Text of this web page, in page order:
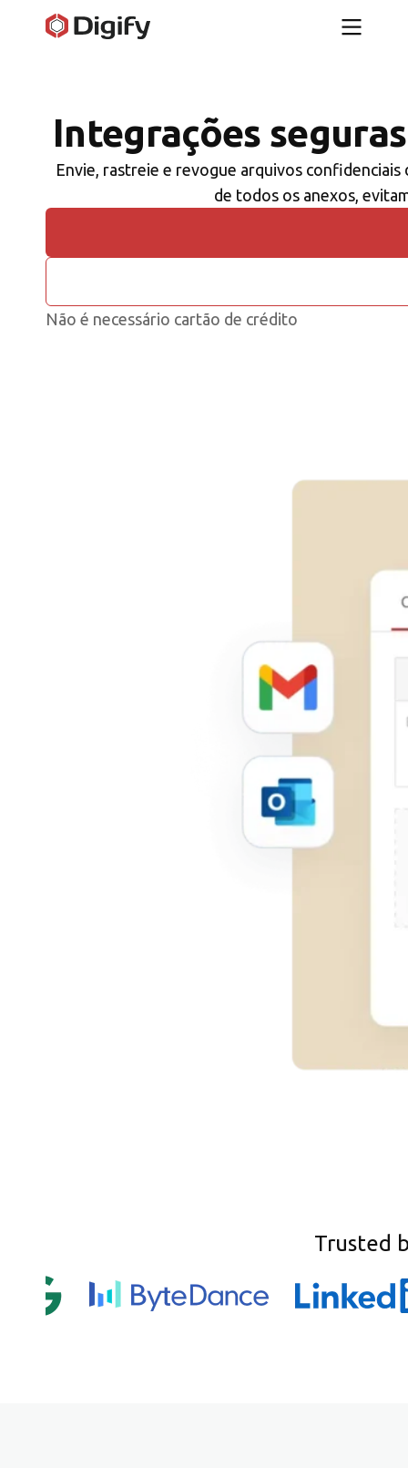
Integrações
Envie, rastreie e revogue arquivos
de todos os anexos,
Não é necessário cartão de crédito
Trusted